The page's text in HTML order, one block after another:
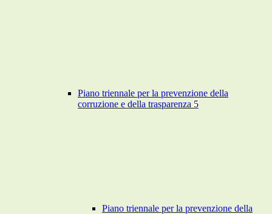
Piano triennale per la prevenzione della
corruzione e della trasparenza 5
Piano triennale per la prevenzione della